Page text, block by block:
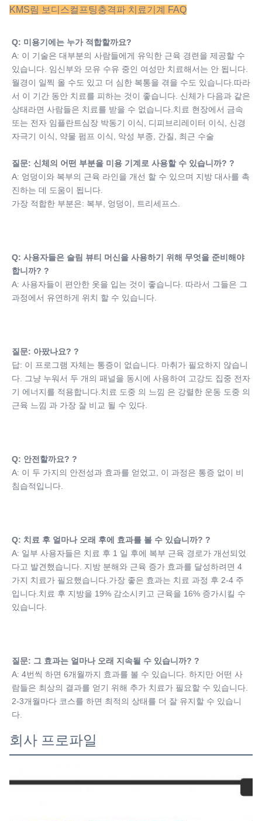
KMS림 보디스컬프팅충격파 치료기계 FAQ
Q: 미용기에는 누가 적합할까요?
A: 이 기술은 대부분의 사람들에게 유익한 근육 경련을 제공할 수
있습니다. 임신부와 모유 수유 중인 여성만 치료해서는 안 됩니다.
월경이 일찍 올 수도 있고 더 심한 복통을 겪을 수도 있습니다.따라
서 이 기간 동안 치료를 피하는 것이 좋습니다. 신체가 다음과 같은
상태라면 사람들은 치료를 받을 수 없습니다.치료 현장에서 금속
또는 전자 임플란트심장 박동기 이식, 디피브리레이터 이식, 신경
자극기 이식, 약물 펌프 이식, 악성 부종, 간질, 최근 수술
질문: 신체의 어떤 부분을 미용 기계로 사용할 수 있습니까? ?
A: 엉덩이와 복부의 근육 라인을 개선 할 수 있으며 지방 대사를 촉
진하는 데 도움이 됩니다.
가장 적합한 부분은: 복부, 엉덩이, 트리세프스.
Q: 사용자들은 슬림 뷰티 머신을 사용하기 위해 무엇을 준비해야
합니까? ?
A: 사용자들이 편안한 옷을 입는 것이 좋습니다. 따라서 그들은 그
과정에서 유연하게 위치 할 수 있습니다.
질문: 아팠나요? ?
답: 이 프로그램 자체는 통증이 없습니다. 마취가 필요하지 않습니
다. 그냥 누워서 두 개의 패널을 동시에 사용하여 고강도 집중 전자
기 에너지를 적용합니다.치료 도중 의 느낌 은 강렬한 운동 도중 의
근육 느낌 과 가장 잘 비교 될 수 있다.
Q: 안전할까요? ?
A: 이 두 가지의 안전성과 효과를 얻었고, 이 과정은 통증 없이 비
침습적입니다.
Q: 치료 후 얼마나 오래 후에 효과를 볼 수 있습니까? ?
A: 일부 사용자들은 치료 후 1 일 후에 복부 근육 경로가 개선되었
다고 발견했습니다. 지방 분해와 근육 증가 효과를 달성하려면 4
가지 치료가 필요했습니다.가장 좋은 효과는 치료 과정 후 2-4 주
입니다.치료 후 지방을 19% 감소시키고 근육을 16% 증가시킬 수
있습니다.
질문: 그 효과는 얼마나 오래 지속될 수 있습니까? ?
A: 4번씩 하면 6개월까지 효과를 볼 수 있습니다. 하지만 어떤 사
람들은 최상의 결과를 얻기 위해 추가 치료가 필요할 수 있습니다.
2-3개월마다 코스를 하면 최적의 상태를 더 잘 유지할 수 있습니
다.
회사 프로파일